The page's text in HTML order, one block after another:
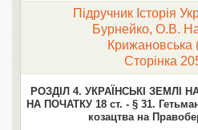
Підручник Історія
Бурнейко, О.В.
Крижановська
Сторінка
РОЗДІЛ 4. УКРАЇНСЬКІ ЗЕМЛІ
НА ПОЧАТКУ 18 ст. - § 31.
козацтва на